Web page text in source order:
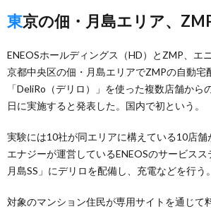
東京の佃・月島エリア、
ENEOSホールディングス（HD）とZMP、エ
京都中央区の佃・月島エリアでZMPの自動宅
「DeliRo（デリロ）」を使った複数店舗から
日に実施すると発表した。国内で初という。
実験には10社が同エリアに構えている10店
エナジーが運営しているENEOSのサービス
月島SS」にデリロを配備し、充電などを行う。
対象のマンション住民が専用サイトを通じて